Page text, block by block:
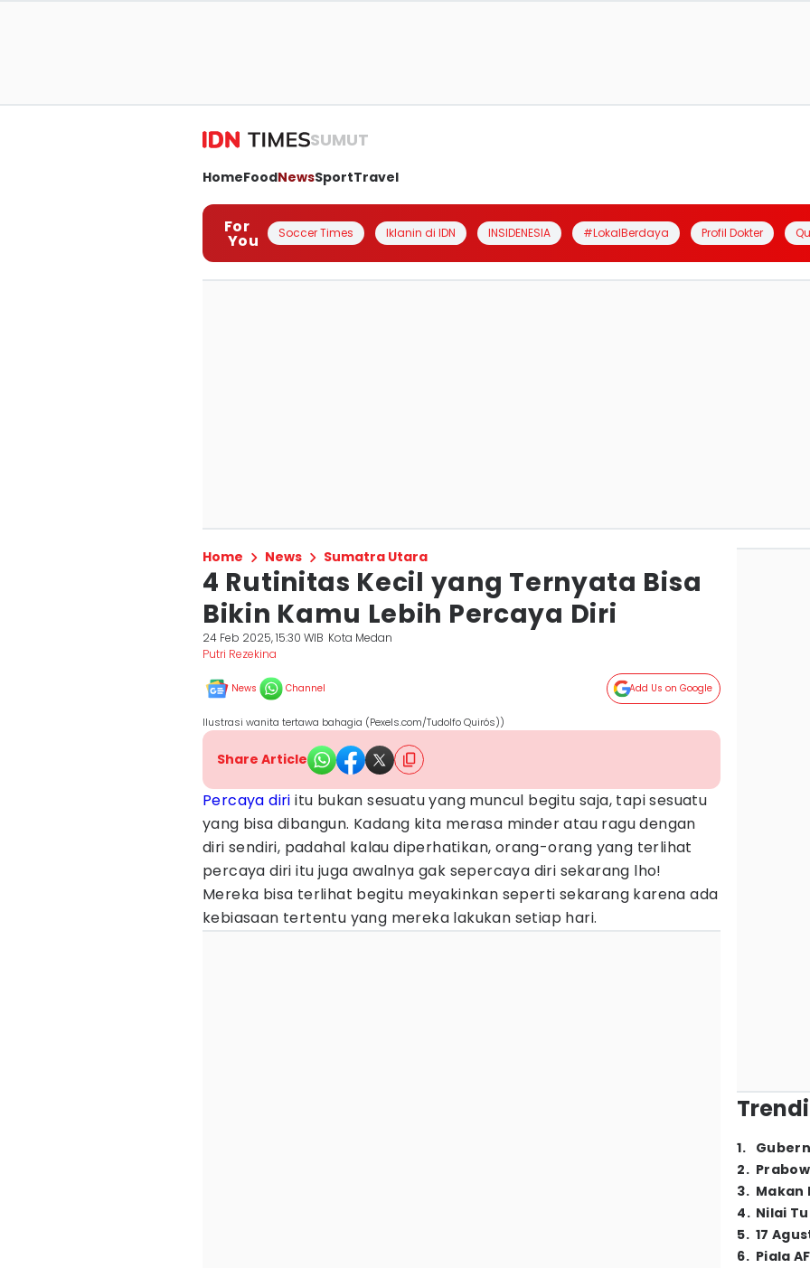
SUMUT
HomeFoodNewsSportTravel
For
You Soccer Times Iklanin di IDN INSIDENESIA #LokalBerdaya Profil Dokter
Home News Sumatra Utara
4 Rutinitas Kecil yang Ternyata Bisa
Bikin Kamu Lebih Percaya Diri
24 Feb 2025, 15:30 WIB Kota Medan
Putri Rezekina
News Channel Add Us on Google
Ilustrasi wanita tertawa bahagia (Pexels.com/Tudolfo Quirós))
Share Article
Percaya diri itu bukan sesuatu yang muncul begitu saja, tapi sesuatu
yang bisa dibangun. Kadang kita merasa minder atau ragu dengan
diri sendiri, padahal kalau diperhatikan, orang-orang yang terlihat
percaya diri itu juga awalnya gak sepercaya diri sekarang lho!
Mereka bisa terlihat begitu meyakinkan seperti sekarang karena ada
kebiasaan tertentu yang mereka lakukan setiap hari.
1.
2.
3. Makan
4. Nilai
5. 17
6. Piala